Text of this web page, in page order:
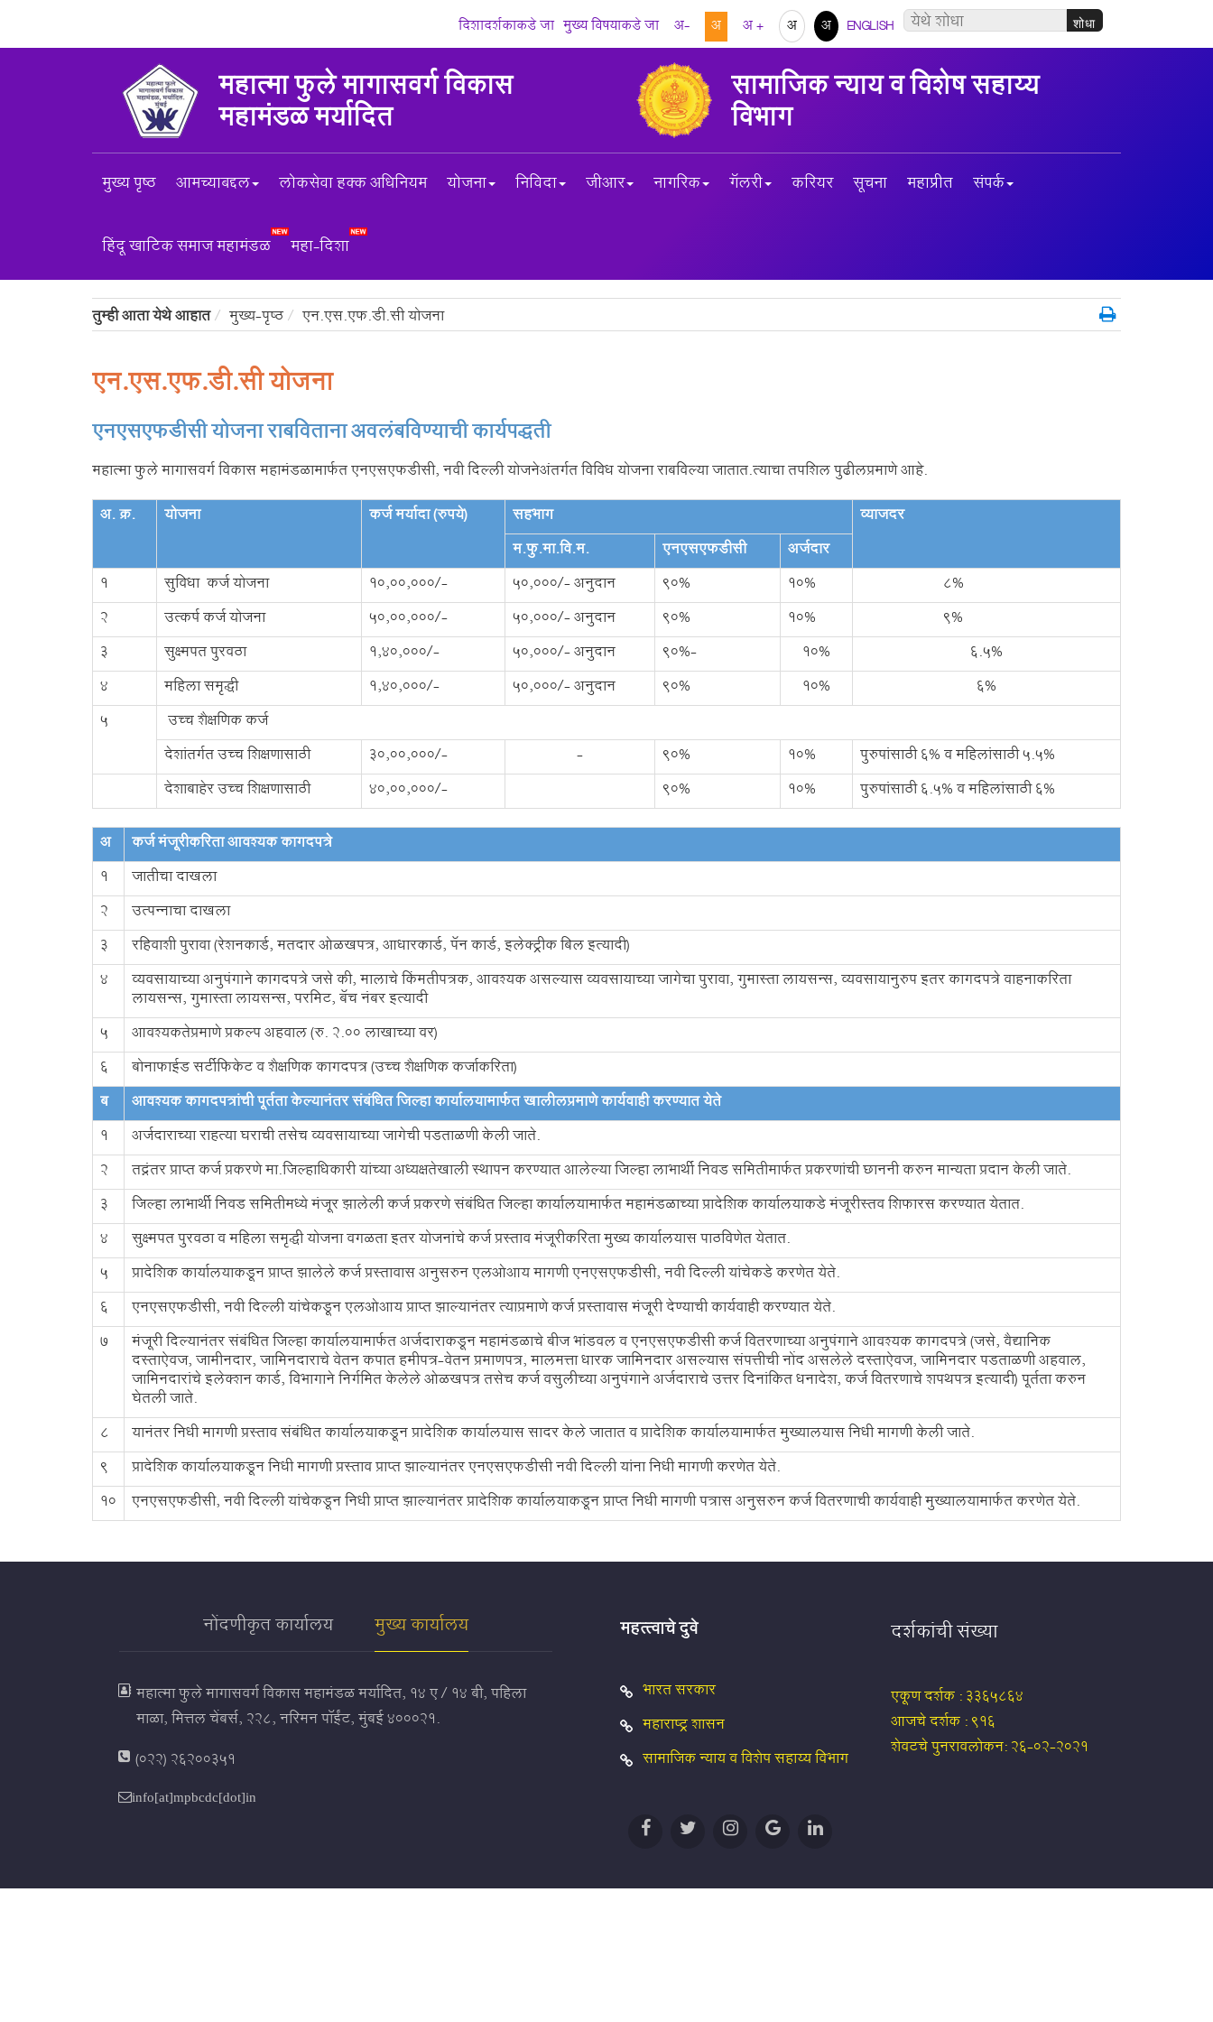
दिशादर्शकाकडे जा मुख्य विषयाकडे जा अ- अ अ + अ अ ENGLISH
महात्मा फुले मागासवर्ग विकास
महामंडळ मर्यादित
सामाजिक न्याय व विशेष सहाय्य
विभाग
मुख्य पृष्ठ आमच्याबद्दल लोकसेवा हक्क अधिनियम योजना निविदा जीआर नागरिक गॅलरी करियर सूचना महाप्रीत
संपर्क
हिंदू खाटिक समाज महामंडळ
महा-दिशा
तुम्ही आता येथे आहात मुख्य-पृष्ठ एन.एस.एफ.डी.सी योजना
एन.एस.एफ.डी.सी योजना
एनएसएफडीसी योजना राबविताना अवलंबविण्याची कार्यपद्धती
महात्मा फुले मागासवर्ग विकास महामंडळामार्फत एनएसएफडीसी, नवी दिल्ली योजनेअंतर्गत विविध योजना राबविल्या जातात.त्याचा तपशिल पुढीलप्रमाणे आहे.
अ. क्र.
योजना कर्ज मर्यादा (रुपये) सहभाग
व्याजदर
म.फु.मा.वि.म.
एनएसएफडीसी
अर्जदार
1
सुविधा कर्ज योजना 10,00,000/- 50,000/- अनुदान 90% 10%
8%
2
उत्कर्ष कर्ज योजना 50,00,000/- 50,000/- अनुदान 90% 10%
9%
3
सुक्ष्मपत पुरवठा 1,40,000/- 50,000/- अनुदान 90%- 10%
6.5%
4
महिला समृद्धी 1,40,000/- 50,000/- अनुदान 90% 10%
6%
5
उच्च शैक्षणिक कर्ज
देशांतर्गत उच्च शिक्षणासाठी
30,00,000/- - 90% 10%
पुरुषांसाठी 6% व महिलांसाठी 5.5%
देशाबाहेर उच्च शिक्षणासाठी
40,00,000/- 90% 10%
पुरुषांसाठी 6.5% व महिलांसाठी 6%
अ
कर्ज मंजूरीकरिता आवश्यक कागदपत्रे
1
जातीचा दाखला
2
उत्पन्नाचा दाखला
3
रहिवाशी पुरावा (रेशनकार्ड, मतदार ओळखपत्र, आधारकार्ड, पॅन कार्ड, इलेक्ट्रीक बिल इत्यादी)
4
व्यवसायाच्या अनुषंगाने कागदपत्रे जसे की, मालाचे किंमतीपत्रक, आवश्यक असल्यास व्यवसायाच्या जागेचा पुरावा, गुमास्ता लायसन्स, व्यवसायानुरुप इतर कागदपत्रे वाहनाकरिता
लायसन्स, गुमास्ता लायसन्स, परमिट, बॅच नंबर इत्यादी
5
आवश्यकतेप्रमाणे प्रकल्प अहवाल (रु. 2.00 लाखाच्या वर)
6
बोनाफाईड सर्टीफिकेट व शैक्षणिक कागदपत्र (उच्च शैक्षणिक कर्जाकरिता)
ब
आवश्यक कागदपत्रांची पूर्तता केल्यानंतर संबंधित जिल्हा कार्यालयामार्फत खालीलप्रमाणे कार्यवाही करण्यात येते
1
अर्जदाराच्या राहत्या घराची तसेच व्यवसायाच्या जागेची पडताळणी केली जाते.
2
तद्नंतर प्राप्त कर्ज प्रकरणे मा.जिल्हाधिकारी यांच्या अध्यक्षतेखाली स्थापन करण्यात आलेल्या जिल्हा लाभार्थी निवड समितीमार्फत प्रकरणांची छाननी करुन मान्यता प्रदान केली जाते.
3
जिल्हा लाभार्थी निवड समितीमध्ये मंजूर झालेली कर्ज प्रकरणे संबंधित जिल्हा कार्यालयामार्फत महामंडळाच्या प्रादेशिक कार्यालयाकडे मंजूरीस्तव शिफारस करण्यात येतात.
4
सुक्ष्मपत पुरवठा व महिला समृद्धी योजना वगळता इतर योजनांचे कर्ज प्रस्ताव मंजूरीकरिता मुख्य कार्यालयास पाठविणेत येतात.
5
प्रादेशिक कार्यालयाकडून प्राप्त झालेले कर्ज प्रस्तावास अनुसरुन एलओआय मागणी एनएसएफडीसी, नवी दिल्ली यांचेकडे करणेत येते.
6
एनएसएफडीसी, नवी दिल्ली यांचेकडून एलओआय प्राप्त झाल्यानंतर त्याप्रमाणे कर्ज प्रस्तावास मंजूरी देण्याची कार्यवाही करण्यात येते.
7
मंजूरी दिल्यानंतर संबंधित जिल्हा कार्यालयामार्फत अर्जदाराकडून महामंडळाचे बीज भांडवल व एनएसएफडीसी कर्ज वितरणाच्या अनुषंगाने आवश्यक कागदपत्रे (जसे, वैद्यानिक
दस्ताऐवज, जामीनदार, जामिनदाराचे वेतन कपात हमीपत्र-वेतन प्रमाणपत्र, मालमत्ता धारक जामिनदार असल्यास संपत्तीची नोंद असलेले दस्ताऐवज, जामिनदार पडताळणी अहवाल,
जामिनदारांचे इलेक्शन कार्ड, विभागाने निर्गमित केलेले ओळखपत्र तसेच कर्ज वसुलीच्या अनुषंगाने अर्जदाराचे उत्तर दिनांकित धनादेश, कर्ज वितरणाचे शपथपत्र इत्यादी) पूर्तता करुन
घेतली जाते.
8
यानंतर निधी मागणी प्रस्ताव संबंधित कार्यालयाकडून प्रादेशिक कार्यालयास सादर केले जातात व प्रादेशिक कार्यालयामार्फत मुख्यालयास निधी मागणी केली जाते.
9
प्रादेशिक कार्यालयाकडून निधी मागणी प्रस्ताव प्राप्त झाल्यानंतर एनएसएफडीसी नवी दिल्ली यांना निधी मागणी करणेत येते.
10 एनएसएफडीसी, नवी दिल्ली यांचेकडून निधी प्राप्त झाल्यानंतर प्रादेशिक कार्यालयाकडून प्राप्त निधी मागणी पत्रास अनुसरुन कर्ज वितरणाची कार्यवाही मुख्यालयामार्फत करणेत येते.
नोंदणीकृत कार्यालय मुख्य कार्यालय
महात्मा फुले मागासवर्ग विकास महामंडळ मर्यादित, १४ ए / १४ बी, पहिला
माळा, मित्तल चेंबर्स, २२८, नरिमन पॉईंट, मुंबई ४०००२१.
(022) 26200351
info[at]mpbcdc[dot]in
महत्त्वाचे दुवे
भारत सरकार
महाराष्ट्र शासन
सामाजिक न्याय व विशेष सहाय्य विभाग
दर्शकांची संख्या
एकूण दर्शक :3365864
आजचे दर्शक :916
शेवटचे पुनरावलोकन:26-02-2021